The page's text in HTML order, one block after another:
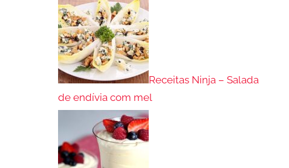
Receitas Ninja – Salada
de endívia com mel